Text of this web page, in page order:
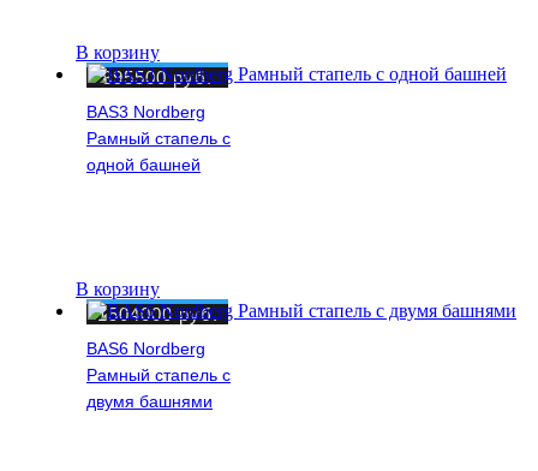
В корзину
BAS3 Nordberg
Рамный стапель с
одной башней
895500руб.
В корзину
BAS6 Nordberg
Рамный стапель с
двумя башнями
1504000руб.